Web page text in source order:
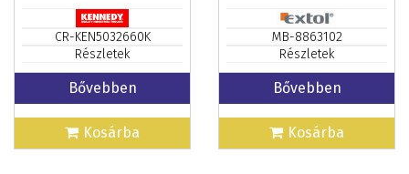
CR-KEN5032660K
Részletek
Bővebben
Kosárba
MB-8863102
Részletek
Bővebben
Kosárba